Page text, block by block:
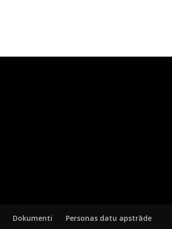
Dokumenti Personas datu apstrāde